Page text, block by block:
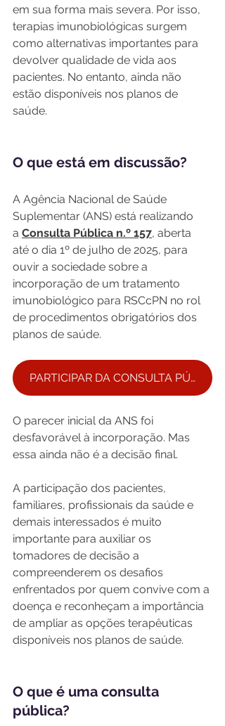
em sua forma mais severa. Por isso,
terapias imunobiológicas surgem
como alternativas importantes para
devolver qualidade de vida aos
pacientes. No entanto, ainda não
estão disponíveis nos planos de
saúde.
O que está em discussão?
A Agência Nacional de Saúde
Suplementar (ANS) está realizando
a Consulta Pública n.º 157, aberta
até o dia 1º de julho de 2025, para
ouvir a sociedade sobre a
incorporação de um tratamento
imunobiológico para RSCcPN no rol
de procedimentos obrigatórios dos
planos de saúde.
PARTICIPAR DA CONSULTA PÚBLICA
O parecer inicial da ANS foi
desfavorável à incorporação. Mas
essa ainda não é a decisão final.
A participação dos pacientes,
familiares, profissionais da saúde e
demais interessados é muito
importante para auxiliar os
tomadores de decisão a
compreenderem os desafios
enfrentados por quem convive com a
doença e reconheçam a importância
de ampliar as opções terapêuticas
disponíveis nos planos de saúde.
O que é uma consulta
pública?